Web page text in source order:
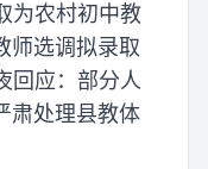
为农村初中教
师选调拟录取
回应：部分人
肃处理县教体